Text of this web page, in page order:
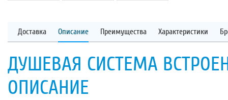
Доставка Описание Преимущества Характеристики
ДУШЕВАЯ СИСТЕМА
ОПИСАНИЕ